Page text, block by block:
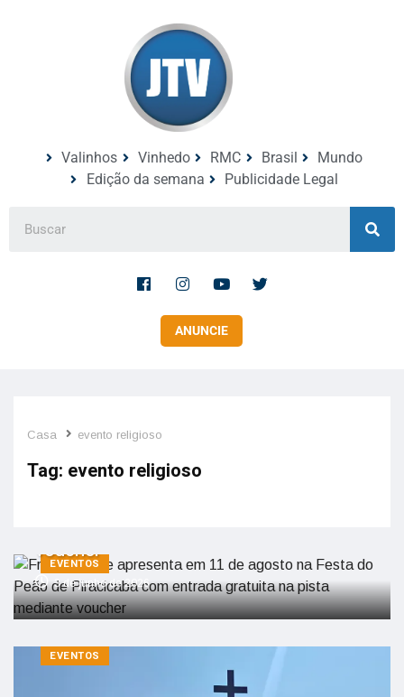
Valinhos Vinhedo RMC Brasil
Mundo
Edição da semana
Publicidade Legal
ANUNCIE
Casa evento religioso
Tag: evento religioso
EVENTOS
Frei Gilson se apresenta em 11 de
voucher
3 de junho de 2026
EVENTOS